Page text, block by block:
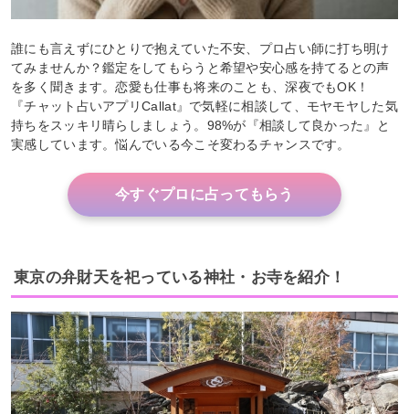
誰にも言えずにひとりで抱えていた不安、プロ占い師に打ち明け
てみませんか？鑑定をしてもらうと希望や安心感を持てるとの声
を多く聞きます。恋愛も仕事も将来のことも、深夜でもOK！
『チャット占いアプリCallat』で気軽に相談して、モヤモヤした気
持ちをスッキリ晴らしましょう。98%が『相談して良かった』と
実感しています。悩んでいる今こそ変わるチャンスです。
今すぐプロに占ってもらう
東京の弁財天を祀っている神社・お寺を紹介！